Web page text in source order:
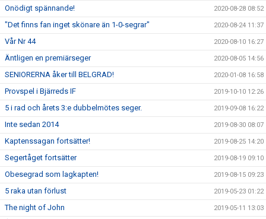
Onödigt spännande! 2020-08-28 08:52
"Det finns fan inget skönare än 1-0-segrar" 2020-08-24 11:37
Vår Nr 44 2020-08-10 16:27
Äntligen en premiärseger 2020-08-05 14:56
SENIORERNA åker till BELGRAD! 2020-01-08 16:58
Provspel i Bjärreds IF 2019-10-10 12:26
5 i rad och årets 3:e dubbelmötes seger. 2019-09-08 16:22
Inte sedan 2014 2019-08-30 08:07
Kaptenssagan fortsätter! 2019-08-25 14:20
Segertåget fortsätter 2019-08-19 09:10
Obesegrad som lagkapten! 2019-08-15 09:23
5 raka utan förlust 2019-05-23 01:22
The night of John 2019-05-11 13:03